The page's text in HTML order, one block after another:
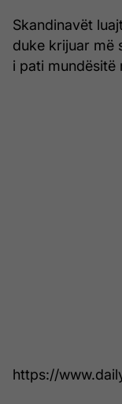
Skandinavët
duke krijuar më
i pati mundësitë
https://